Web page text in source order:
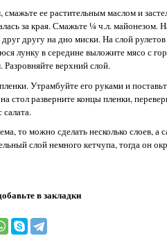
ее растительным маслом и
за края. Смажьте ¼ ч.л. майонезом.
другу на дно миски. На слой
лунку в середине выложите мясо с
верхний слой.
Утрамбуйте его руками и
стол разверните концы пленки,
то можно сделать несколько слоев,
слой немного кетчупа, тогда он
в закладки